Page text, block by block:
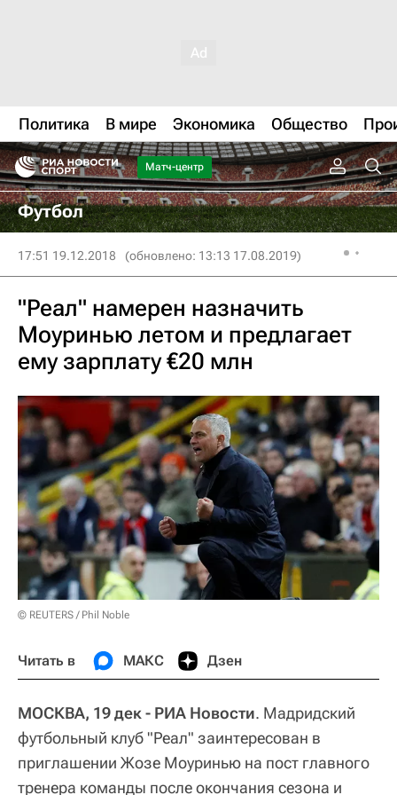
Политика В мире Экономика Общество
Матч-центр
Футбол
17:51 19.12.2018 (обновлено: 13:13 17.08.2019)
"Реал" намерен назначить
Моуринью летом и предлагает
ему зарплату €20 млн
© REUTERS / Phil Noble
Читать в МАКС Дзен
МОСКВА, 19 дек - РИА Новости. Мадридский
футбольный клуб "Реал" заинтересован в
приглашении Жозе Моуринью на пост главного
тренера команды после окончания сезона и